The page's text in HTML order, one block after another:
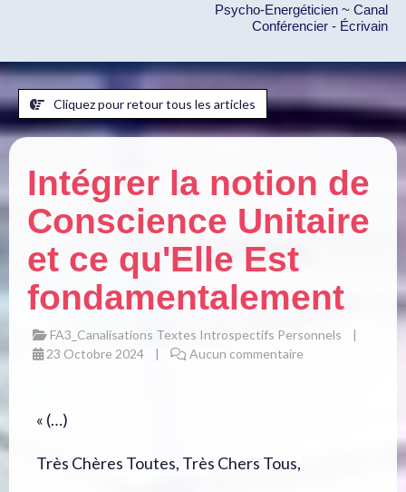
Psycho-Energéticien ~ Canal
Conférencier - Écrivain
Cliquez pour retour tous les articles
Intégrer la notion de
Conscience Unitaire
et ce qu'Elle Est
fondamentalement
FA3_Canalisations Textes Introspectifs Personnels
23 Octobre 2024
Aucun commentaire
« (…)
Très Chères Toutes, Très Chers Tous,